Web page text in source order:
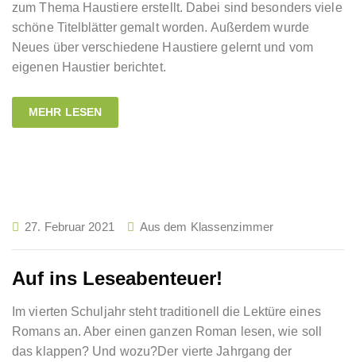
zum Thema Haustiere erstellt. Dabei sind besonders viele
schöne Titelblätter gemalt worden. Außerdem wurde
Neues über verschiedene Haustiere gelernt und vom
eigenen Haustier berichtet.
MEHR LESEN
27. Februar 2021 Aus dem Klassenzimmer
Auf ins Leseabenteuer!
Im vierten Schuljahr steht traditionell die Lektüre eines
Romans an. Aber einen ganzen Roman lesen, wie soll
das klappen? Und wozu?Der vierte Jahrgang der